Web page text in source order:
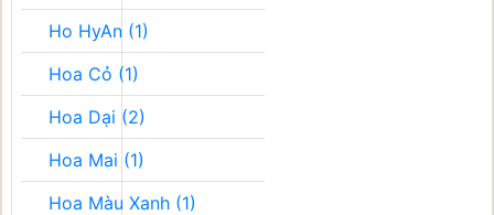
Ho HyAn (1)
Hoa Cỏ (1)
Hoa Dại (2)
Hoa Mai (1)
Hoa Màu Xanh (1)